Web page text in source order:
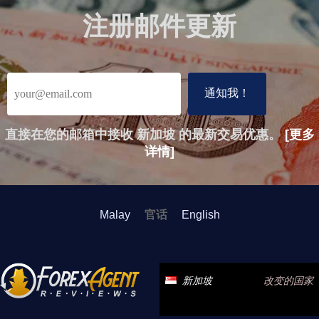
注册邮件更新
直接在您的邮箱中接收 新加坡 的最新交易优惠。[更多
详情]
Malay 官话 English
新加坡 改变的国家